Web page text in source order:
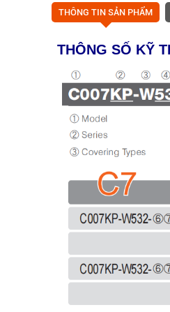
THÔNG TIN SẢN PHẨM
THÔNG SỐ KỸ